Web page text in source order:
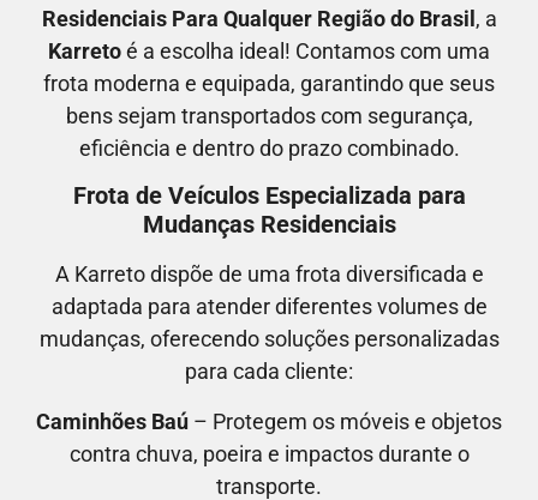
Residenciais Para Qualquer Região do Brasil , a
Karretoé a escolha ideal! Contamos com uma
frota moderna e equipada, garantindo que seus
bens sejam transportados com segurança,
eficiência e dentro do prazo combinado.
Frota de Veículos Especializada para
Mudanças Residenciais
A Karreto dispõe de uma frota diversificada e
adaptada para atender diferentes volumes de
mudanças, oferecendo soluções personalizadas
para cada cliente:
Caminhões Baú – Protegem os móveis e objetos
contra chuva, poeira e impactos durante o
transporte.